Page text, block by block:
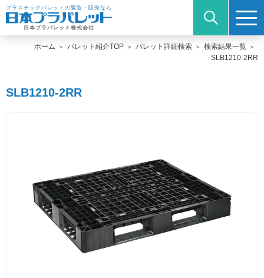
プラスチックパレットの製造・販売なら
日本プラパレット株式会社
ホーム パレット紹介TOP パレット詳細検索
検索結果一覧
SLB1210-2RR
SLB1210-2RR